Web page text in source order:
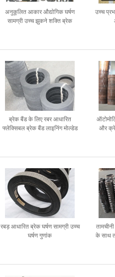
अनुकूलित आकार औद्योगिक घर्षण
सामग्री उच्च झुकने शक्ति ब्रेक
उच्च
ब्रेक बैंड के लिए रबर आधारित
फ्लेक्सिबल ब्रेक बैंड लाइनिंग मोल्डेड
और
रबड़ आधारित ब्रेक घर्षण सामग्री उच्च
घर्षण गुणांक
के साथ